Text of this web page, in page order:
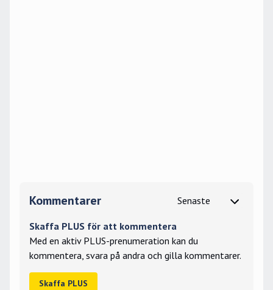
Kommentarer
Skaffa PLUS för att kommentera
Med en aktiv PLUS-prenumeration kan du
kommentera, svara på andra och gilla kommentarer.
Skaffa PLUS